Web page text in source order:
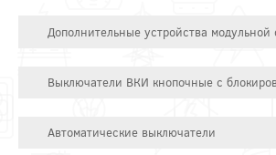
Дополнительные устройства модульной
Выключатели ВКИ кнопочные с
Автоматические выключатели